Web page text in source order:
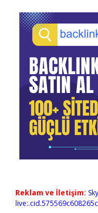
Reklam ve İletişim: